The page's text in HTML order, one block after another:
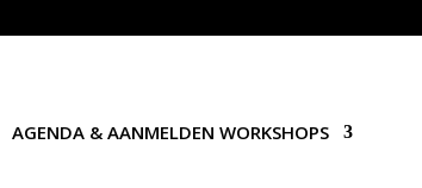
AGENDA & AANMELDEN WORKSHOPS